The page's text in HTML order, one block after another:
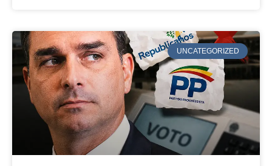
UNCATEGORIZED